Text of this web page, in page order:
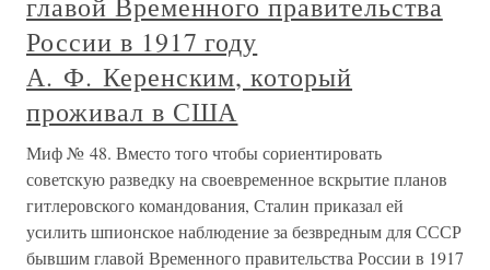
России в 1917 году
А. Ф. Керенским, который
проживал в США
Миф № 48. Вместо того чтобы сориентировать
советскую разведку на своевременное вскрытие планов
гитлеровского командования, Сталин приказал ей
усилить шпионское наблюдение за безвредным для СССР
бывшим главой Временного правительства России в 1917